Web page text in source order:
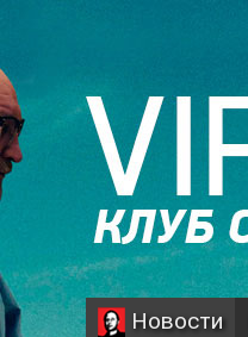
Новости